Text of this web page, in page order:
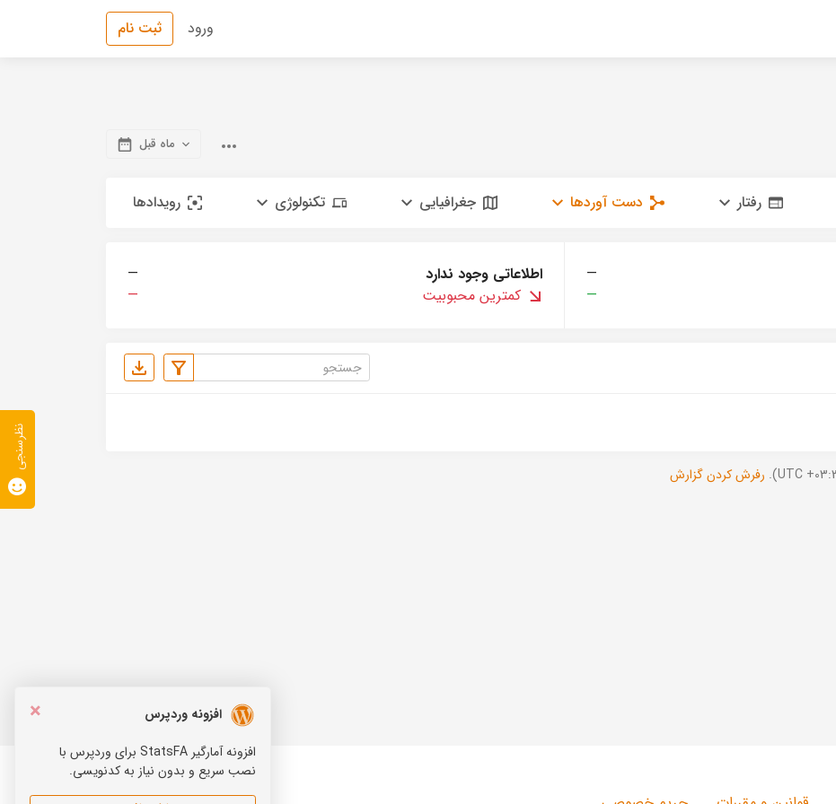
ورود ثبت نام
ماه قبل
رفتار دست آوردها جغرافیایی تکنولوژی رویدادها
—
—
اطلاعاتی وجود ندارد
—
کمترین محبوبیت
—
رفرش کردن گزارش
×
افزونه وردپرس
افزونه آمارگیر StatsFA برای وردپرس با
نصب سریع و بدون نیاز به کدنویسی.
نظرسنجی